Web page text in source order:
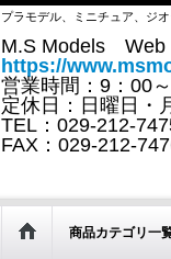
プラモデル、ミニチュア、ジ
M.S Models Web
https://
営業時間：9：00
定休日：日曜日・
TEL：029-212-
FAX：029-212-
商品カテゴリ一